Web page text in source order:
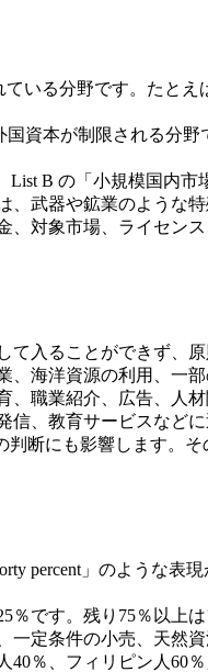
いる分野です。たと
資本が制限される分
B の「小規模国内市
武器や鉱業のよう
対象市場、ライセン
入ることができず、
海洋資源の利用、一部
職業紹介、広告、人
、教育サービスなどに
判断にも影響します
percent」のような表現
です。残り75％以上
定条件の小売、天然
％、フィリピン人60